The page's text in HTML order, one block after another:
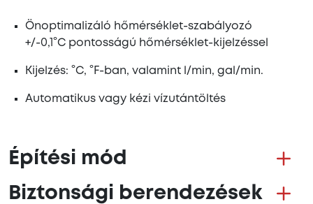
Önoptimalizáló hőmérséklet-szabályozó
+/-0,1°C pontosságú hőmérséklet-kijelzéssel
Kijelzés: °C, °F-ban, valamint l/min, gal/min.
Automatikus vagy kézi vízutántöltés
Építési mód
Biztonsági berendezések